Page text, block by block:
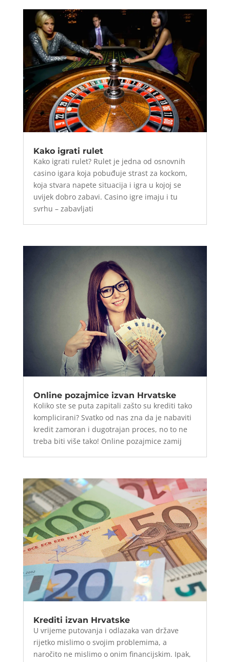
Kako igrati rulet
Kako igrati rulet? Rulet je jedna od osnovnih
casino igara koja pobuđuje strast za kockom,
koja stvara napete situacija i igra u kojoj se
uvijek dobro zabavi. Casino igre imaju i tu
svrhu – zabavljati
Online pozajmice izvan Hrvatske
Koliko ste se puta zapitali zašto su krediti tako
komplicirani? Svatko od nas zna da je nabaviti
kredit zamoran i dugotrajan proces, no to ne
treba biti više tako! Online pozajmice zamij
Krediti izvan Hrvatske
U vrijeme putovanja i odlazaka van države
rijetko mislimo o svojim problemima, a
naročito ne mislimo o onim financijskim. Ipak,